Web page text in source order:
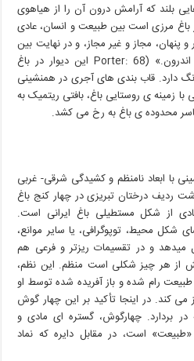
بلند که آرامش درون آن را از هیاهوی
باغ مرزی است بین طبیعت و انسان، عادی
و پنهان، مجاز و غیر مجاز، و در نهایت بین
فضای عمومی و فضای خصوصی اندرون.» (68 :Porter این دیوار در باغ
دارد. قاب بندی های آجری در همنشینی
زمینه ی روستایی باغ، بافتی ریتمیک به
محدوده ی باغ به رخ می کشد.
با ابعاد نامنظم و کشیدگی شرقی- غربی
ردیف درختان تبریزی در چهار کنج باغ
از شکل مستطیلی باغ ایرانی است.
شکل محیط، توپوگرافی، یا سایر موانع،
میدهد و در تقسیمات ریزتر و فرعی هم
از هر چیز شکلی است منظم. این نظم،
رام شده و باز آفریده شده توسط او
می کند. در اینجا تأکید بر این چهار گوش
بردارد. چهارگوش، گستره ای مادی و
است، در مقابل دایره که نماد